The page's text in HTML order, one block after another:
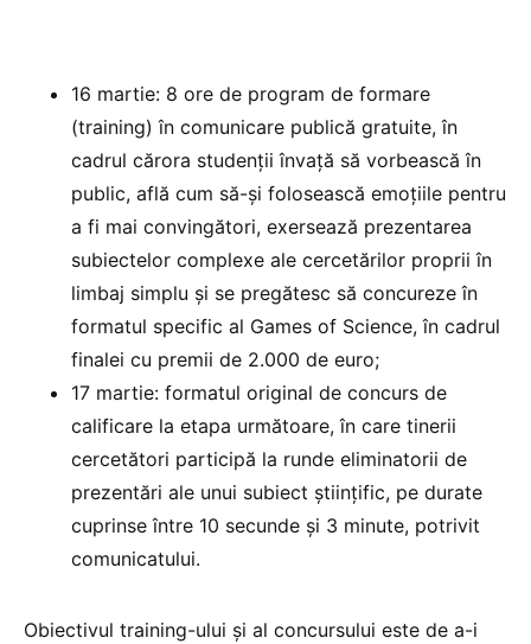
16 martie: 8 ore de program de formare
(training) în comunicare publică gratuite, în
cadrul cărora studenţii învaţă să vorbească în
public, află cum să-şi folosească emoţiile pentru
a fi mai convingători, exersează prezentarea
subiectelor complexe ale cercetărilor proprii în
limbaj simplu şi se pregătesc să concureze în
formatul specific al Games of Science, în cadrul
finalei cu premii de 2.000 de euro;
17 martie: formatul original de concurs de
calificare la etapa următoare, în care tinerii
cercetători participă la runde eliminatorii de
prezentări ale unui subiect ştiinţific, pe durate
cuprinse între 10 secunde şi 3 minute, potrivit
comunicatului.
Obiectivul training-ului şi al concursului este de a-i